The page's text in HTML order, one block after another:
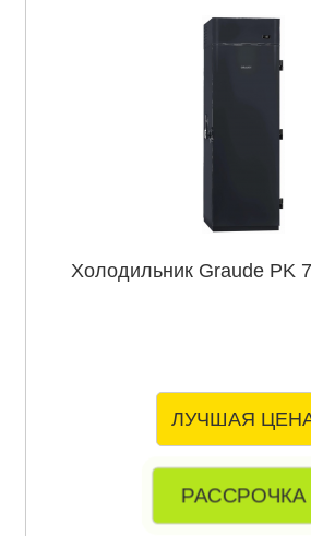
Холодильник Graude PK
ЛУЧШАЯ
РАССРОЧКА